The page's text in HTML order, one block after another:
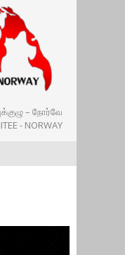
– நோர்வே
- NORWAY